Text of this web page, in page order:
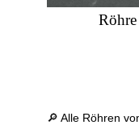
🔎 Alle Röhren